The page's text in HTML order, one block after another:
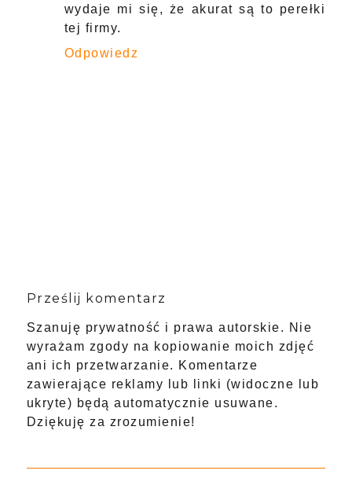
wydaje mi się, że akurat są to perełki
tej firmy.
Odpowiedz
Prześlij komentarz
Szanuję prywatność i prawa autorskie. Nie
wyrażam zgody na kopiowanie moich zdjęć
ani ich przetwarzanie. Komentarze
zawierające reklamy lub linki (widoczne lub
ukryte) będą automatycznie usuwane.
Dziękuję za zrozumienie!